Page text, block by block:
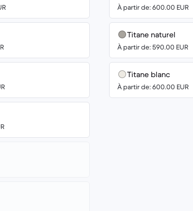
À partir de: 600.00 EUR
Titane naturel
À partir de: 590.00 EUR
Titane blanc
À partir de: 600.00 EUR